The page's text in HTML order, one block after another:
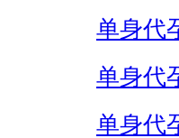
单身代
单身代
单身代